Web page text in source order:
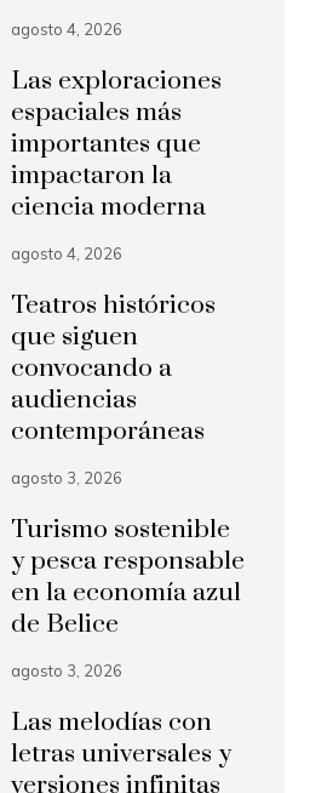
agosto 4, 2026
Las exploraciones
espaciales más
importantes que
impactaron la
ciencia moderna
agosto 4, 2026
Teatros históricos
que siguen
convocando a
audiencias
contemporáneas
agosto 3, 2026
Turismo sostenible
y pesca responsable
en la economía azul
de Belice
agosto 3, 2026
Las melodías con
letras universales y
versiones infinitas